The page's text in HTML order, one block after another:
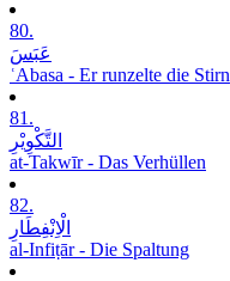
80.
عَبَسَ
ʿAbasa - Er runzelte die Stirn
81.
التَّکْوِیْرِ
at-Takwīr - Das Verhüllen
82.
الْاِنْفِطَارِ
al-Infiṭār - Die Spaltung